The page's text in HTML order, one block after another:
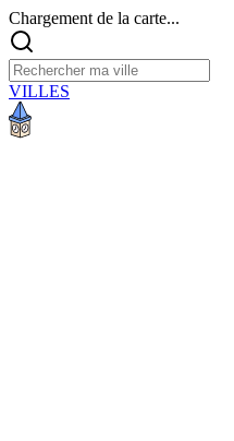
Chargement de la carte...
VILLES